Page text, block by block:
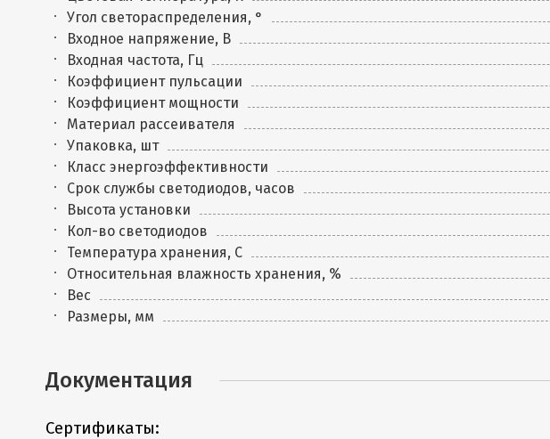
Угол светораспределения, °
Входное напряжение, В
Входная частота, Гц
Коэффициент пульсации
Коэффициент мощности
Материал рассеивателя
Упаковка, шт
Класс энергоэффективности
Срок службы светодиодов, часов
Высота установки
Кол-во светодиодов
Температура хранения, C
Относительная влажность хранения, %
Вес
Размеры, мм
Документация
Сертификаты: